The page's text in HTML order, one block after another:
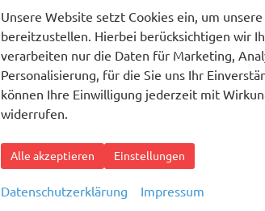
Unsere Website setzt Cookies ein, um
bereitzustellen. Hierbei berücksichtigen wir
verarbeiten nur die Daten für Marketing,
Personalisierung, für die Sie uns Ihr
können Ihre Einwilligung jederzeit mit
widerrufen.
Alle akzeptieren Einstellungen
Datenschutzerklärung Impressum